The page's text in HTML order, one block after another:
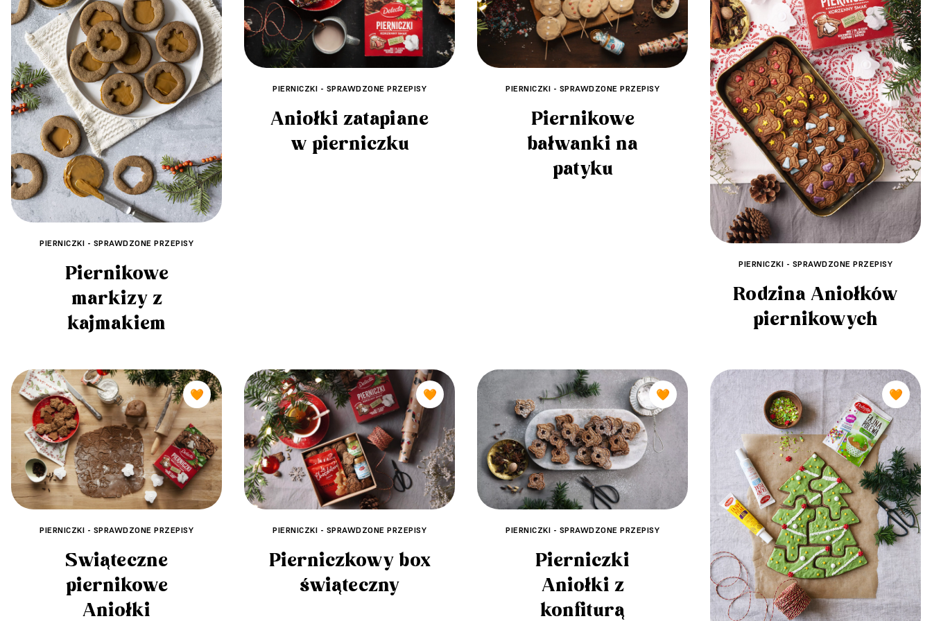
PIERNICZKI - SPRAWDZONE PRZEPISY
Piernikowe
markizy z
kajmakiem
PIERNICZKI - SPRAWDZONE PRZEPISY
Aniołki zatapiane
w pierniczku
PIERNICZKI - SPRAWDZONE PRZEPISY
Piernikowe
bałwanki na
patyku
PIERNICZKI - SPRAWDZONE PRZEPISY
Rodzina Aniołków
piernikowych
🧡
PIERNICZKI - SPRAWDZONE PRZEPISY
Świąteczne
piernikowe
Aniołki
🧡
PIERNICZKI - SPRAWDZONE PRZEPISY
Pierniczkowy box
świąteczny
🧡
PIERNICZKI - SPRAWDZONE PRZEPISY
Pierniczki
Aniołki z
konfiturą
🧡